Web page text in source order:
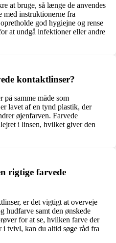
at bruge, så længe de anvendes
med instruktionerne fra
god hygiejne og rense
at undgå infektioner eller andre
kontaktlinser?
på samme måde som
lavet af en tynd plastik, der
øjenfarven. Farvede
i linsen, hvilket giver den
rigtige farvede
er det vigtigt at overveje
hudfarve samt den ønskede
for at se, hvilken farve der
i tvivl, kan du altid søge råd fra